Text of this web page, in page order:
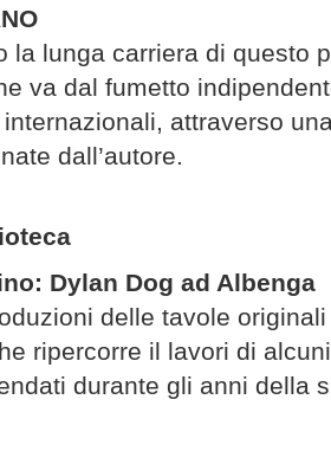
la lunga carriera di questo
va dal fumetto
attraverso
dall’autore.
Dylan Dog ad Albenga
delle tavole originali
ripercorre il lavori di
durante gli anni della